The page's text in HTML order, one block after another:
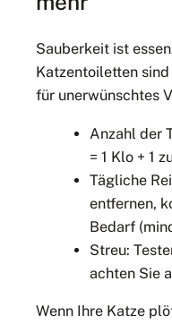
Sauberkeit ist
Katzentoiletten
für unerwünschtes
Anzahl der
= 1 Klo + 1
Tägliche
entfernen,
Bedarf
Streu:
achten Sie
Wenn Ihre Katze